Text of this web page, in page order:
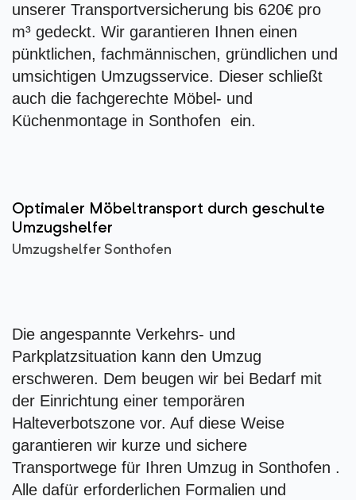
unserer Transportversicherung bis 620€ pro
m³ gedeckt. Wir garantieren Ihnen einen
pünktlichen, fachmännischen, gründlichen und
umsichtigen Umzugsservice. Dieser schließt
auch die fachgerechte Möbel- und
Küchenmontage in Sonthofen ein.
Optimaler Möbeltransport durch geschulte
Umzugshelfer
Umzugshelfer Sonthofen
Die angespannte Verkehrs- und
Parkplatzsituation kann den Umzug
erschweren. Dem beugen wir bei Bedarf mit
der Einrichtung einer temporären
Halteverbotszone vor. Auf diese Weise
garantieren wir kurze und sichere
Transportwege für Ihren Umzug in Sonthofen .
Alle dafür erforderlichen Formalien und